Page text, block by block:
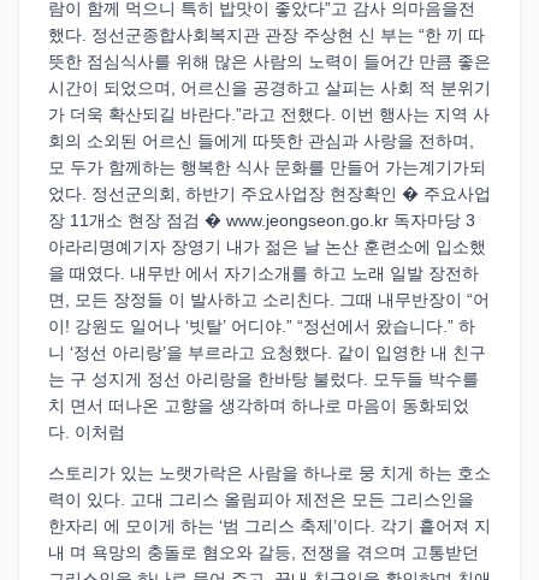
람이 함께 먹으니 특히 밥맛이 좋았다”고 감사 의마음을전
했다. 정선군종합사회복지관 관장 주상현 신 부는 “한 끼 따
뜻한 점심식사를 위해 많은 사람의 노력이 들어간 만큼 좋은
시간이 되었으며, 어르신을 공경하고 살피는 사회 적 분위기
가 더욱 확산되길 바란다.”라고 전했다. 이번 행사는 지역 사
회의 소외된 어르신 들에게 따뜻한 관심과 사랑을 전하며,
모 두가 함께하는 행복한 식사 문화를 만들어 가는계기가되
었다. 정선군의회, 하반기 주요사업장 현장확인 � 주요사업
장 11개소 현장 점검 � www.jeongseon.go.kr 독자마당 3
아라리명예기자 장영기 내가 젊은 날 논산 훈련소에 입소했
을 때였다. 내무반 에서 자기소개를 하고 노래 일발 장전하
면, 모든 장정들 이 발사하고 소리친다. 그때 내무반장이 “어
이! 강원도 일어나 ‘빗탈’ 어디야.” “정선에서 왔습니다.” 하
니 ‘정선 아리랑’을 부르라고 요청했다. 같이 입영한 내 친구
는 구 성지게 정선 아리랑을 한바탕 불렀다. 모두들 박수를
치 면서 떠나온 고향을 생각하며 하나로 마음이 동화되었
다. 이처럼
스토리가 있는 노랫가락은 사람을 하나로 뭉 치게 하는 호소
력이 있다. 고대 그리스 올림피아 제전은 모든 그리스인을
한자리 에 모이게 하는 ‘범 그리스 축제’이다. 각기 흩어져 지
내 며 욕망의 충돌로 혐오와 갈등, 전쟁을 겪으며 고통받던